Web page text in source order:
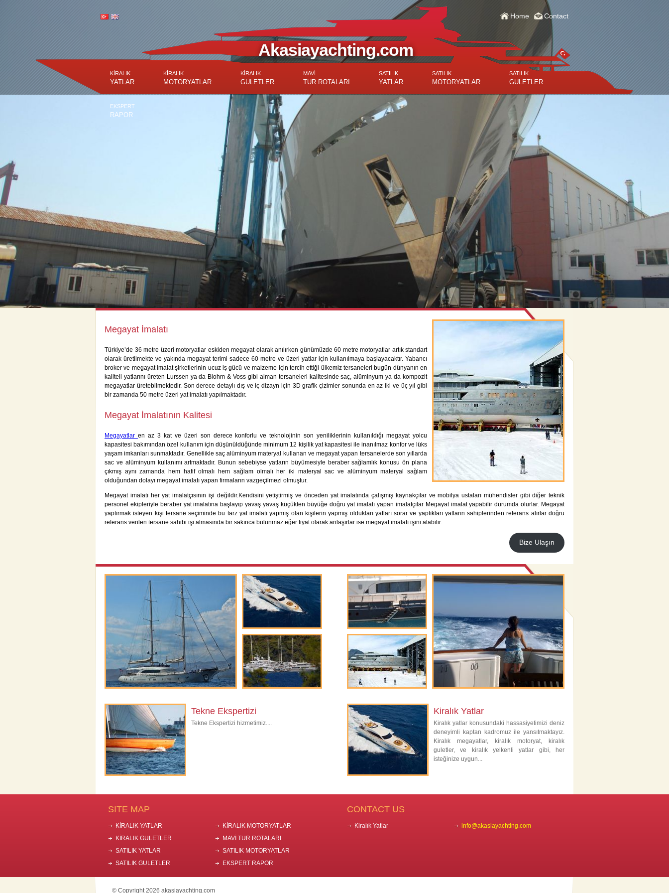
Home Contact
Akasiayachting.com
KİRALIK
YATLAR
KİRALIK
MOTORYATLAR
KİRALIK
GULETLER
MAVİ
TUR ROTALARI
SATILIK
YATLAR
SATILIK
MOTORYATLAR
SATILIK
GULETLER
EKSPERT
RAPOR
Megayat İmalatı
Türkiye’de 36 metre üzeri motoryatlar eskiden megayat olarak anılırken günümüzde 60 metre motoryatlar artık standart
olarak üretilmekte ve yakında megayat terimi sadece 60 metre ve üzeri yatlar için kullanılmaya başlayacaktır. Yabancı
broker ve megayat imalat şirketlerinin ucuz iş gücü ve malzeme için tercih ettiği ülkemiz tersaneleri bugün dünyanın en
kaliteli yatlarını üreten Lurssen ya da Blohm & Voss gibi alman tersaneleri kalitesinde saç, alüminyum ya da kompozit
megayatlar üretebilmektedir. Son derece detaylı dış ve iç dizayn için 3D grafik çizimler sonunda en az iki ve üç yıl gibi
bir zamanda 50 metre üzeri yat imalatı yapılmaktadır.
Megayat İmalatının Kalitesi
Megayatlar en az 3 kat ve üzeri son derece konforlu ve teknolojinin son yeniliklerinin kullanıldığı megayat yolcu
kapasitesi bakımından özel kullanım için düşünüldüğünde minimum 12 kişilik yat kapasitesi ile inanılmaz konfor ve lüks
yaşam imkanları sunmaktadır. Genellikle saç alüminyum materyal kullanan ve megayat yapan tersanelerde son yıllarda
sac ve alüminyum kullanımı artmaktadır. Bunun sebebiyse yatların büyümesiyle beraber sağlamlık konusu ön plana
çıkmış aynı zamanda hem hafif olmalı hem sağlam olmalı her iki materyal sac ve alüminyum materyal sağlam
olduğundan dolayı megayat imalatı yapan firmaların vazgeçilmezi olmuştur.
Megayat imalatı her yat imalatçısının işi değildir.Kendisini yetiştirmiş ve önceden yat imalatında çalışmış kaynakçılar ve mobilya ustaları mühendisler gibi diğer teknik
personel ekipleriyle beraber yat imalatına başlayıp yavaş yavaş küçükten büyüğe doğru yat imalatı yapan imalatçılar Megayat imalat yapabilir durumda olurlar. Megayat
yaptırmak isteyen kişi tersane seçiminde bu tarz yat imalatı yapmış olan kişilerin yapmış oldukları yatları sorar ve yaptıkları yatların sahiplerinden referans alırlar doğru
referans verilen tersane sahibi işi almasında bir sakınca bulunmaz eğer fiyat olarak anlaşırlar ise megayat imalatı işini alabilir.
Bize Ulaşın
Tekne Ekspertizi
Tekne Ekspertizi hizmetimiz....
Kiralık Yatlar
Kiralık yatlar konusundaki hassasiyetimizi deniz
deneyimli kaptan kadromuz ile yansıtmaktayız.
Kiralık megayatlar, kiralık motoryat, kiralık
guletler, ve kiralık yelkenli yatlar gibi, her
isteğinize uygun...
SITE MAP
KİRALIK YATLAR
KİRALIK MOTORYATLAR
KİRALIK GULETLER
MAVİ TUR ROTALARI
SATILIK YATLAR
SATILIK MOTORYATLAR
SATILIK GULETLER
EKSPERT RAPOR
CONTACT US
Kiralık Yatlar info@akasiayachting.com
© Copyright 2026 akasiayachting.com